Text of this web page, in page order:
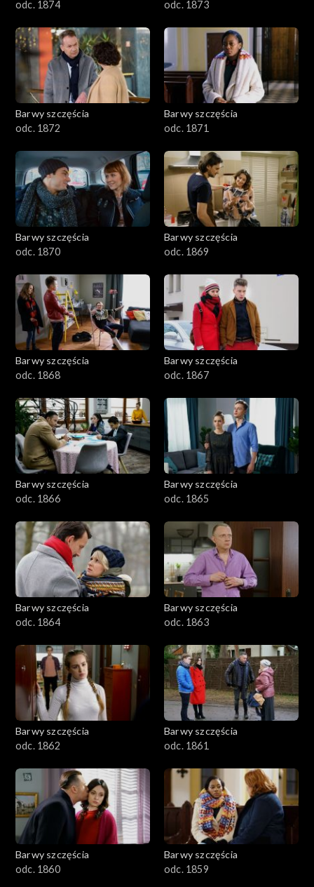
odc. 1874 odc. 1873
Barwy szczęścia
odc. 1872
Barwy szczęścia
odc. 1871
Barwy szczęścia
odc. 1870
Barwy szczęścia
odc. 1869
Barwy szczęścia
odc. 1868
Barwy szczęścia
odc. 1867
Barwy szczęścia
odc. 1866
Barwy szczęścia
odc. 1865
Barwy szczęścia
odc. 1864
Barwy szczęścia
odc. 1863
Barwy szczęścia
odc. 1862
Barwy szczęścia
odc. 1861
Barwy szczęścia
odc. 1860
Barwy szczęścia
odc. 1859